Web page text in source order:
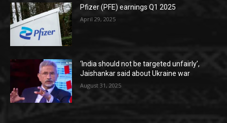
Pfizer (PFE) earnings Q1 2025
April 29, 2025
‘India should not be targeted unfairly’,
Jaishankar said about Ukraine war
August 31, 2025